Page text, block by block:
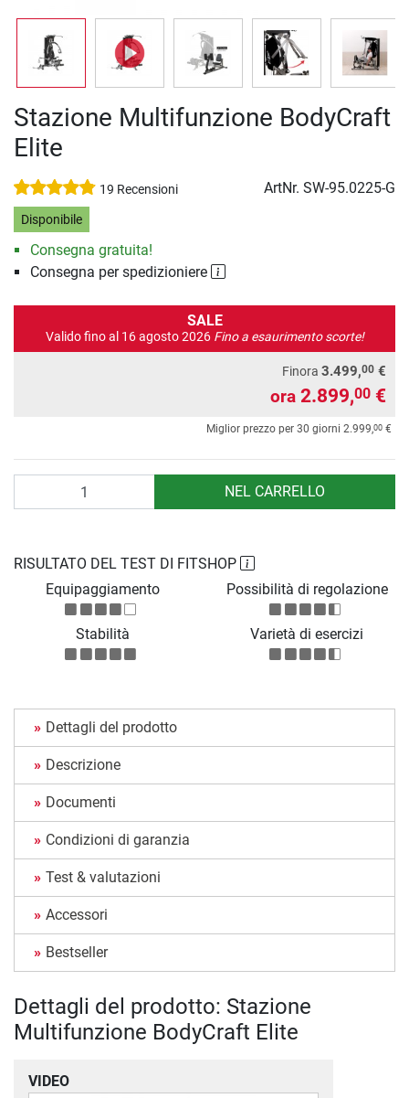
Stazione Multifunzione BodyCraft
Elite
19 Recensioni ArtNr. SW-95.0225-G
Disponibile
Consegna gratuita!
Consegna per spedizioniere
SALE
Valido fino al 16 agosto 2026 Fino a esaurimento scorte!
Finora 3.499,00 €
ora 2.899,00 €
Miglior prezzo per 30 giorni 2.999,00 €
NEL CARRELLO
RISULTATO DEL TEST DI FITSHOP
Equipaggiamento
Possibilità di regolazione
Stabilità Varietà di esercizi
Dettagli del prodotto
Descrizione
Documenti
Condizioni di garanzia
Test & valutazioni
Accessori
Bestseller
Dettagli del prodotto: Stazione
Multifunzione BodyCraft Elite
VIDEO